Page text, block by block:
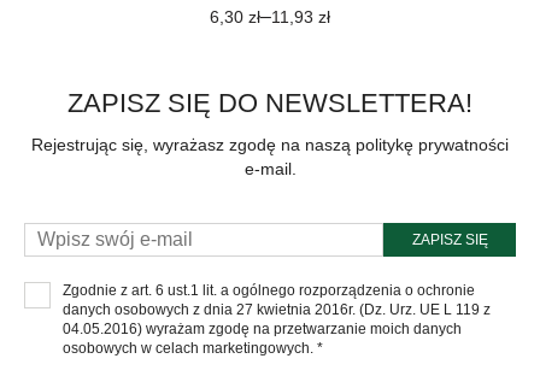
6,30 zł–11,93 zł
ZAPISZ SIĘ DO NEWSLETTERA!
Rejestrując się, wyrażasz zgodę na naszą politykę prywatności
e-mail.
ZAPISZ SIĘ
Zgodnie z art. 6 ust.1 lit. a ogólnego rozporządzenia o ochronie
danych osobowych z dnia 27 kwietnia 2016r. (Dz. Urz. UE L 119 z
04.05.2016) wyrażam zgodę na przetwarzanie moich danych
osobowych w celach marketingowych. *